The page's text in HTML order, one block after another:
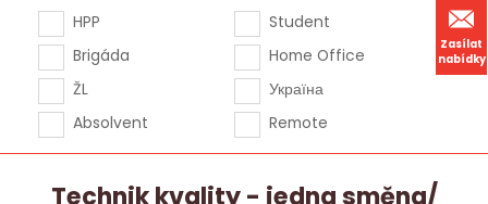
Zasílat
nabídky
HPP
Brigáda
ŽL
Absolvent
Student
Home Office
Україна
Remote